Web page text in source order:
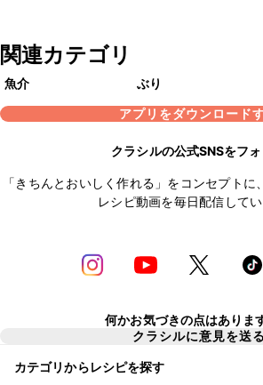
関連カテゴリ
魚介
ぶり
アプリをダウンロード
クラシルの公式SNSをフ
「きちんとおいしく作れる」をコンセプト
レシピ動画を毎日配信してい
何かお気づきの点はありま
クラシルに意見を送る
カテゴリからレシピを探す